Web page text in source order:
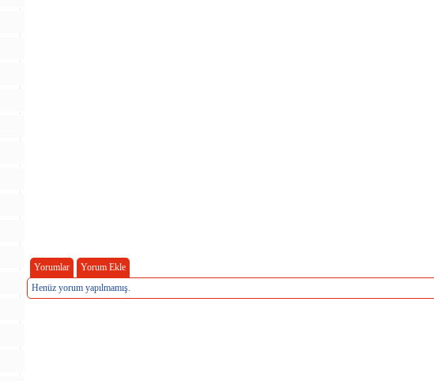
Yorumlar
Yorum Ekle
Henüz yorum yapılmamış.